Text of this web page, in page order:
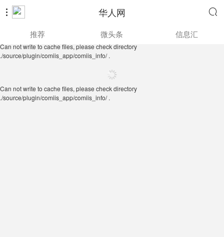
 华人网 
./source/plugin/comiis_app/comiis_info/ .
推荐 微头条 信息汇
Can not write to cache files, please check directory
./source/plugin/comiis_app/comiis_info/ .
Can not write to cache files, please check directory
./source/plugin/comiis_app/comiis_info/ .